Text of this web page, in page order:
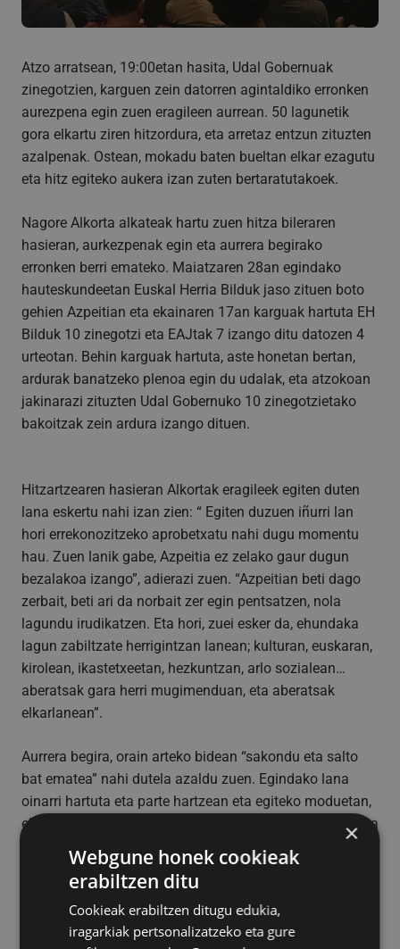
Atzo arratsean, 19:00etan hasita, Udal Gobernuak
zinegotzien, karguen zein datorren agintaldiko erronken
aurezpena egin zuen eragileen aurrean. 50 lagunetik
gora elkartu ziren hitzordura, eta arretaz entzun zituzten
azalpenak. Ostean, mokadu baten bueltan elkar ezagutu
eta hitz egiteko aukera izan zuten bertaratutakoek.
Nagore Alkorta alkateak hartu zuen hitza bileraren
hasieran, aurkezpenak egin eta aurrera begirako
erronken berri emateko. Maiatzaren 28an egindako
hauteskundeetan Euskal Herria Bilduk jaso zituen boto
gehien Azpeitian eta ekainaren 17an karguak hartuta EH
Bilduk 10 zinegotzi eta EAJtak 7 izango ditu datozen 4
urteotan. Behin karguak hartuta, aste honetan bertan,
ardurak banatzeko plenoa egin du udalak, eta atzokoan
jakinarazi zituzten Udal Gobernuko 10 zinegotzietako
bakoitzak zein ardura izango dituen.
Hitzartzearen hasieran Alkortak eragileek egiten duten
lana eskertu nahi izan zien: “ Egiten duzuen iñurri lan
hori errekonozitzeko aprobetxatu nahi dugu momentu
hau. Zuen lanik gabe, Azpeitia ez zelako gaur dugun
bezalakoa izango”, adierazi zuen. “Azpeitian beti dago
zerbait, beti ari da norbait zer egin pentsatzen, nola
lagundu irudikatzen. Eta hori, zuei esker da, ehundaka
lagun zabiltzate herrigintzan lanean; kulturan, euskaran,
kirolean, ikastetxeetan, hezkuntzan, arlo sozialean…
aberatsak gara herri mugimenduan, eta aberatsak
elkarlanean”.
Aurrera begira, orain arteko bidean “sakondu eta salto
bat ematea” nahi dutela azaldu zuen. Egindako lana
oinarri hartuta eta parte hartzean eta egiteko moduetan,
elkarlanean, hobetzea. Azpeitiarrak erdigunean jarrita eta
azpeitiar guztientzat gobernatuko dutela ere azpimarratu
nahi izan zuen.
Herri duinagoa, aktiboagoa, iraunkorragoa, bizigarriagoa
eta errotuagoa egitea izango dute erronka. “Inor atzean
×
Webgune honek cookieak
erabiltzen ditu
Cookieak erabiltzen ditugu edukia,
iragarkiak pertsonalizatzeko eta gure